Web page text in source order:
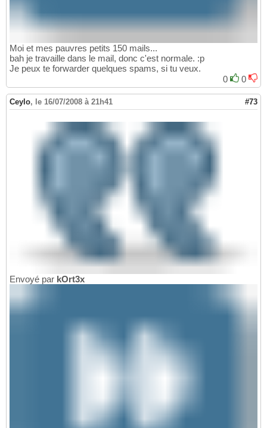
Moi et mes pauvres petits 150 mails...
bah je travaille dans le mail, donc c'est normale. :p
Je peux te forwarder quelques spams, si tu veux.
0
0
Ceylo, le 16/07/2008 à 21h41 #73
Envoyé par kOrt3x